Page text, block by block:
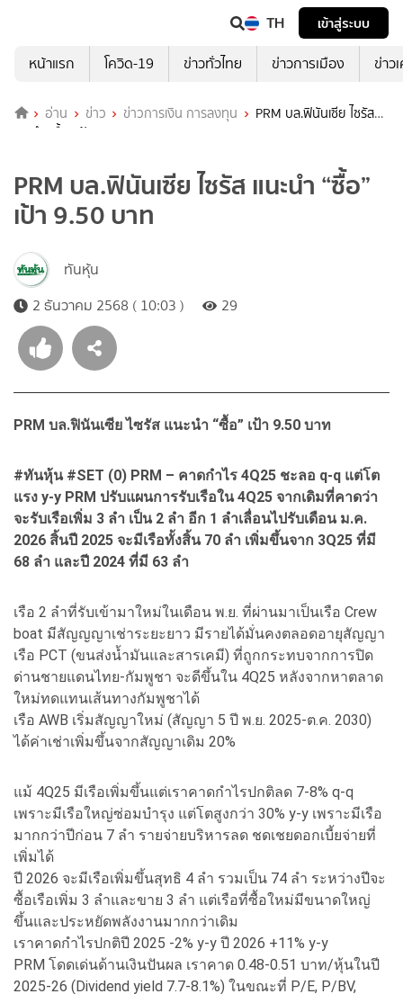
TH
เข้าสู่ระบบ
หน้าแรก
โควิด-19 ข่าวทั่วไทย ข่าวการเมือง ข่าว
อ่าน ข่าว ข่าวการเงิน การลงทุน
PRM บล.ฟินันเซีย ไซรัส
แนะนำ “ซื้อ” เป้า 9.50 บาท
PRM บล.ฟินันเซีย ไซรัส แนะนำ “ซื้อ”
เป้า 9.50 บาท
ทันหุ้น
2 ธันวาคม 2568 ( 10:03 )
29
PRM บล.ฟินันเซีย ไซรัส แนะนำ “ซื้อ” เป้า 9.50 บาท
#ทันหุ้น #SET (0) PRM – คาดกำไร 4Q25 ชะลอ q-q แต่โต
แรง y-y PRM ปรับแผนการรับเรือใน 4Q25 จากเดิมที่คาดว่า
จะรับเรือเพิ่ม 3 ลำ เป็น 2 ลำ อีก 1 ลำเลื่อนไปรับเดือน ม.ค.
2026 สิ้นปี 2025 จะมีเรือทั้งสิ้น 70 ลำ เพิ่มขึ้นจาก 3Q25 ที่มี
68 ลำ และปี 2024 ที่มี 63 ลำ
เรือ 2 ลำที่รับเข้ามาใหม่ในเดือน พ.ย. ที่ผ่านมาเป็นเรือ Crew
boat มีสัญญญาเช่าระยะยาว มีรายได้มั่นคงตลอดอายุสัญญา
เรือ PCT (ขนส่งน้ำมันและสารเคมี) ที่ถูกกระทบจากการปิด
ด่านชายแดนไทย-กัมพูชา จะดีขึ้นใน 4Q25 หลังจากหาตลาด
ใหม่ทดแทนเส้นทางกัมพูชาได้
เรือ AWB เริ่มสัญญาใหม่ (สัญญา 5 ปี พ.ย. 2025-ต.ค. 2030)
ได้ค่าเช่าเพิ่มขึ้นจากสัญญาเดิม 20%
แม้ 4Q25 มีเรือเพิ่มขึ้นแต่เราคาดกำไรปกติลด 7-8% q-q
เพราะมีเรือใหญ่ซ่อมบำรุง แต่โตสูงกว่า 30% y-y เพราะมีเรือ
มากกว่าปีก่อน 7 ลำ รายจ่ายบริหารลด ชดเชยดอกเบี้ยจ่ายที่
เพิ่มได้
ปี 2026 จะมีเรือเพิ่มขึ้นสุทธิ 4 ลำ รวมเป็น 74 ลำ ระหว่างปีจะ
ซื้อเรือเพิ่ม 3 ลำและขาย 3 ลำ แต่เรือที่ซื้อใหม่มีขนาดใหญ่
ขึ้นและประหยัดพลังงานมากกว่าเดิม
เราคาดกำไรปกติปี 2025 -2% y-y ปี 2026 +11% y-y
PRM โดดเด่นด้านเงินปันผล เราคาด 0.48-0.51 บาท/หุ้นในปี
2025-26 (Dividend yield 7.7-8.1%) ในขณะที่ P/E, P/BV,